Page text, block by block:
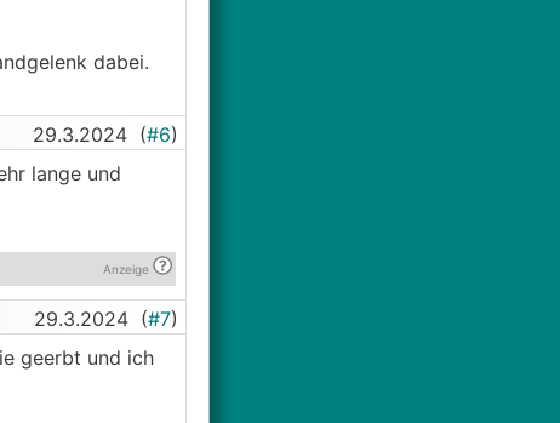
dabei.
29.3.2024 (#6)
lange und
Anzeige
29.3.2024 (#7)
geerbt und ich